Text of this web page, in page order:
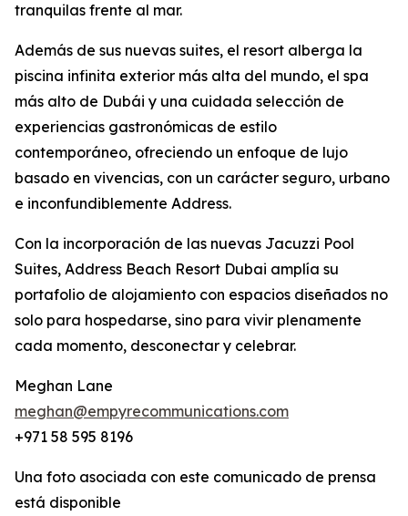
tranquilas frente al mar.
Además de sus nuevas suites, el resort alberga la
piscina infinita exterior más alta del mundo, el spa
más alto de Dubái y una cuidada selección de
experiencias gastronómicas de estilo
contemporáneo, ofreciendo un enfoque de lujo
basado en vivencias, con un carácter seguro, urbano
e inconfundiblemente Address.
Con la incorporación de las nuevas Jacuzzi Pool
Suites, Address Beach Resort Dubai amplía su
portafolio de alojamiento con espacios diseñados no
solo para hospedarse, sino para vivir plenamente
cada momento, desconectar y celebrar.
Meghan Lane
meghan@empyrecommunications.com
+971 58 595 8196
Una foto asociada con este comunicado de prensa
está disponible